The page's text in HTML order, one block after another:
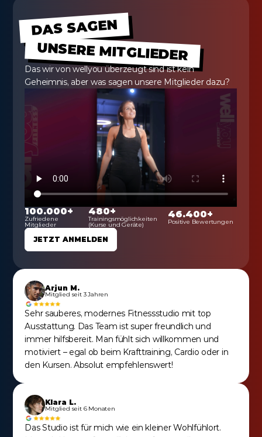
DAS SAGEN
UNSERE MITGLIEDER
Das wir von wellyou überzeugt sind ist kein
Geheimnis, aber was sagen unsere Mitglieder dazu?
100.000+
Zufriedene
Mitglieder
480+
Trainingsmöglichkeiten
(Kurse und Geräte)
46.400+
Positive Bewertungen
JETZT ANMELDEN
Arjun M.
Mitglied seit 3 Jahren
Sehr sauberes, modernes Fitnessstudio mit top
Ausstattung. Das Team ist super freundlich und
immer hilfsbereit. Man fühlt sich willkommen und
motiviert – egal ob beim Krafttraining, Cardio oder in
den Kursen. Absolut empfehlenswert!
Klara L.
Mitglied seit 6 Monaten
Das Studio ist für mich wie ein kleiner Wohlfühlort.